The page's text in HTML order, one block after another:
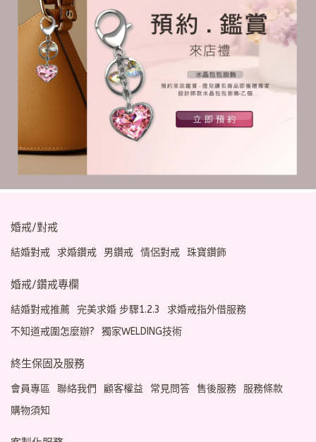
婚戒/對戒
結婚對戒 求婚鑽戒 男鑽戒 情侶對戒 珠寶鑽飾
婚戒/鑽戒專欄
結婚對戒推薦 完美求婚 步驟1.2.3
求婚戒指外借服務
不知道戒圍怎麼辦?
獨家WELDING技術
終生保固及服務
會員專區 聯絡我們 顧客權益 常見問答 售後服務
服務條款
購物須知